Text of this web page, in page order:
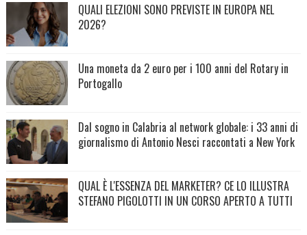
QUALI ELEZIONI SONO PREVISTE IN EUROPA NEL
2026?
Una moneta da 2 euro per i 100 anni del Rotary in
Portogallo
Dal sogno in Calabria al network globale: i 33 anni di
giornalismo di Antonio Nesci raccontati a New York
QUAL È L'ESSENZA DEL MARKETER? CE LO ILLUSTRA
STEFANO PIGOLOTTI IN UN CORSO APERTO A TUTTI